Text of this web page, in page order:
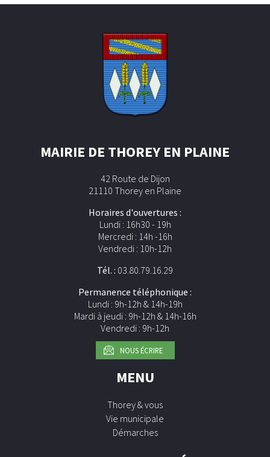
MAIRIE DE THOREY EN PLAINE
42 Route de Dijon
21110 Thorey en Plaine
Horaires d'ouvertures :
Lundi : 16h30 - 19h
Mercredi : 14h -16h
Vendredi : 10h-12h
Tél. : 03.80.79.16.29
Permanence téléphonique :
Lundi : 9h-12h & 14h-19h
Mardi à jeudi : 9h-12h & 14h-16h
Vendredi : 9h-12h
NOUS ÉCRIRE
MENU
Thorey & vous
Vie municipale
Démarches